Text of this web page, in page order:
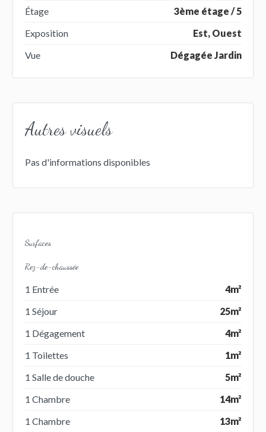
Étage
3ème étage / 5
Exposition
Est, Ouest
Vue
Dégagée Jardin
Autres visuels
Pas d'informations disponibles
Surfaces
Rez-de-chaussée
1 Entrée
4m²
1 Séjour
25m²
1 Dégagement
4m²
1 Toilettes
1m²
1 Salle de douche
5m²
1 Chambre
14m²
1 Chambre
13m²